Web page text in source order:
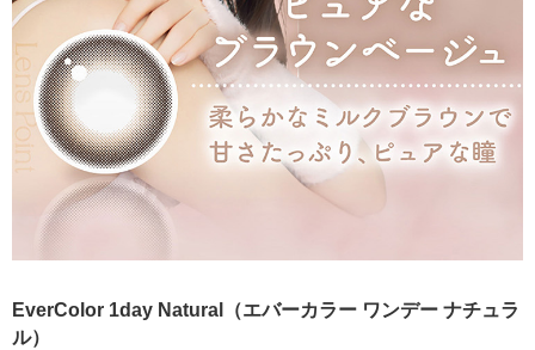
EverColor 1day Natural（エバーカラー ワンデー ナチュラ
ル）